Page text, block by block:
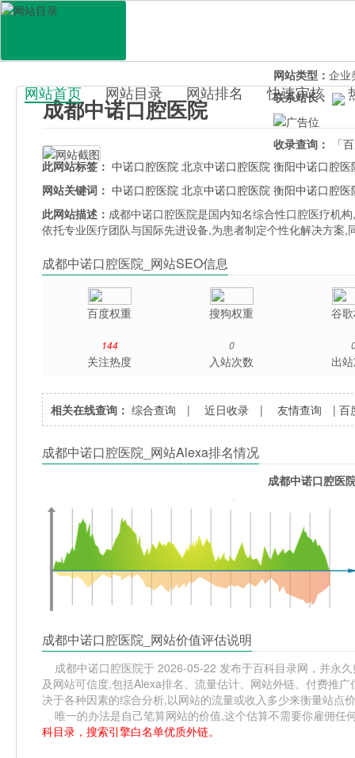
百科目录
网站首页 网站目录 网站排名 快速审核
成都中诺口腔医院
网站类型： 企业
联系站长：
收录查询：
「
此网站标签： 中诺口腔医院 北京中诺口腔医院 衡阳中诺口腔医
网站关键词： 中诺口腔医院 北京中诺口腔医院 衡阳中诺口腔医
此网站描述： 成都中诺口腔医院是国内知名综合性口腔医疗机
依托专业医疗团队与国际先进设备,为患者制定个性化解决方
成都中诺口腔医院_网站SEO信息
百度权重 搜狗权重 谷
144
关注热度
0
入站次数 出
相关在线查询： 综合查询 |近日收录 |友情查询 |百
成都中诺口腔医院_网站Alexa排名情况
成都中诺口腔医
成都中诺口腔医院_网站价值评估说明
成都中诺口腔医院于 2026-05-22 发布于百科目录网，并永
及网站可信度,包括Alexa排名、流量估计、网站外链、付费推
决于各种因素的综合分析,以网站的流量或收入多少来衡量站点
唯一的办法是自己笔算网站的价值,这个估算不需要你雇佣任
科目录，搜索引擎白名单优质外链。